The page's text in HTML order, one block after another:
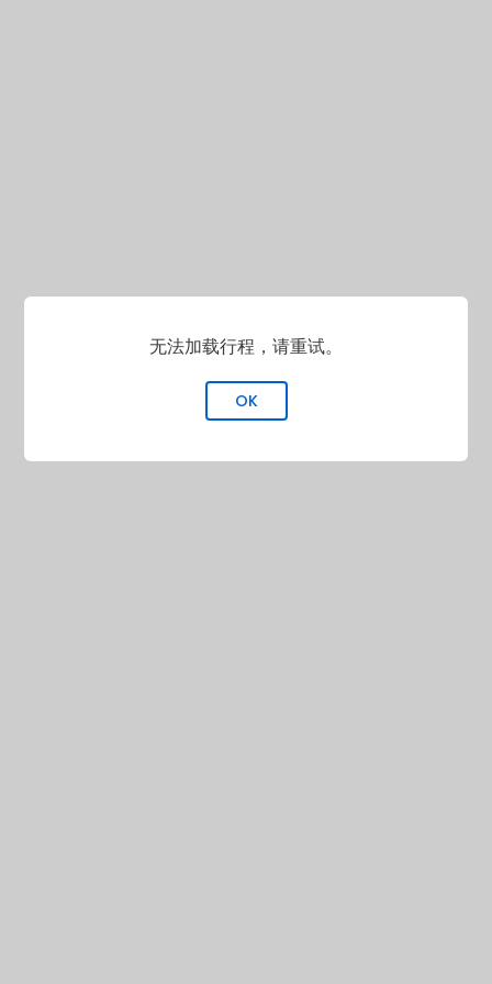
无法加载行程，请重试。
OK